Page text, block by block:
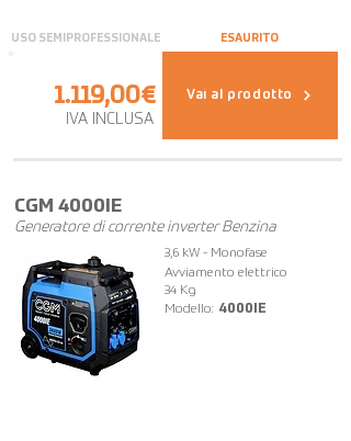
USO SEMIPROFESSIONALE ESAURITO
1.119,00€
IVA INCLUSA
Vai al prodotto
CGM 4000IE
Generatore di corrente inverter Benzina
3,6 kW - Monofase
Avviamento elettrico
34 Kg
Modello: 4000IE